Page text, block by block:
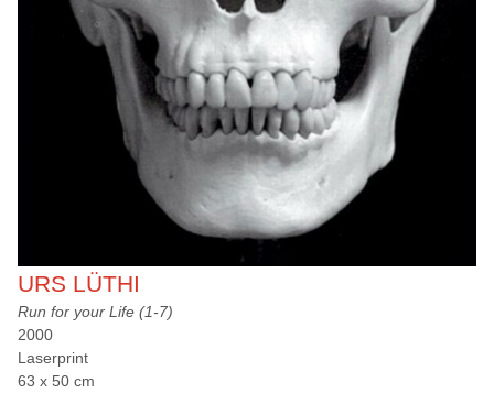
URS LÜTHI
Run for your Life (1-7)
2000
Laserprint
63 x 50 cm